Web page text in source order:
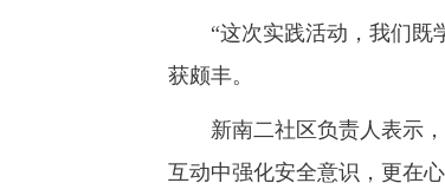
“这次实践活动，我们既学
获颇丰。
新南二社区负责人表示，
互动中强化安全意识，更在